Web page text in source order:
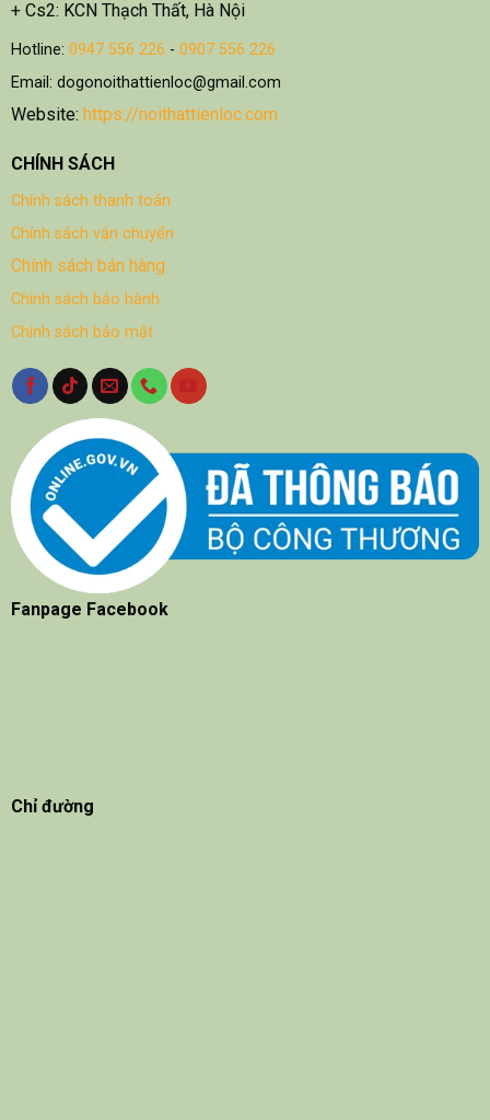
+ Cs2: KCN Thạch Thất, Hà Nội
Hotline: 0947 556 226 - 0907 556 226
Email: dogonoithattienloc@gmail.com
Website: https://noithattienloc.com
CHÍNH SÁCH
Chính sách thanh toán
Chính sách vận chuyển
Chính sách bán hàng
Chính sách bảo hành
Chính sách bảo mật
Fanpage Facebook
Chỉ đường